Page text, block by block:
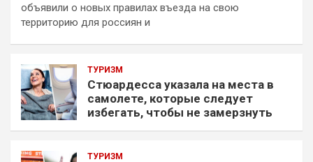
объявили о новых правилах въезда на свою
территорию для россиян и
ТУРИЗМ
Стюардесса указала на места в
самолете, которые следует
избегать, чтобы не замерзнуть
ТУРИЗМ